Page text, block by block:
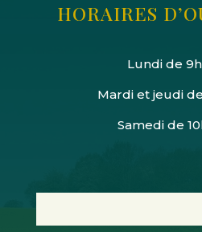
HORAIRES
Lundi de 9h
Mardi et jeudi
Samedi de